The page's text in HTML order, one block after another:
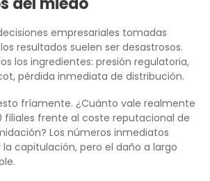
empresariales tomadas
resultados suelen ser desastrosos.
los ingredientes: presión regulatoria,
pérdida inmediata de distribución.
fríamente. ¿Cuánto vale realmente
filiales frente al coste reputacional de
Los números inmediatos
capitulación, pero el daño a largo